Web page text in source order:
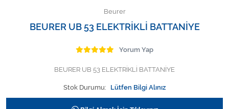
Varis Çorapları
Beurer
BEURER UB 53 ELEKTRİKLİ BATTANİYE
Yorum Yap
BEURER UB 53 ELEKTRİKLİ BATTANİYE
Stok Durumu: Lütfen Bilgi Alınız